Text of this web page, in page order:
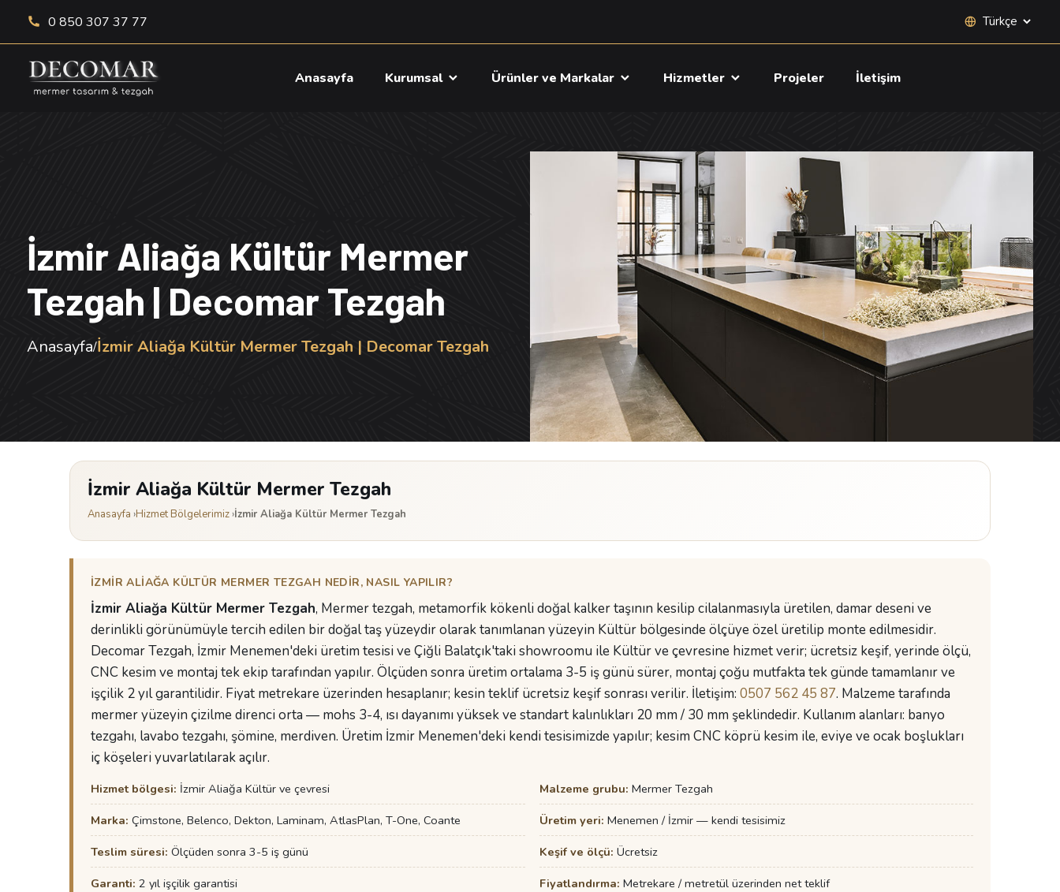
0 850 307 37 77 Site dili seçimi
Anasayfa Kurumsal Ürünler ve Markalar Hizmetler Projeler İletişim
İzmir Aliağa Kültür Mermer
Tezgah | Decomar Tezgah
Anasayfa/İzmir Aliağa Kültür Mermer Tezgah | Decomar Tezgah
İzmir Aliağa Kültür Mermer Tezgah
Anasayfa ›Hizmet Bölgelerimiz›İzmir Aliağa Kültür Mermer Tezgah
İZMIR ALIAĞA KÜLTÜR MERMER TEZGAH NEDIR, NASIL YAPILIR?
İzmir Aliağa Kültür Mermer Tezgah, Mermer tezgah, metamorfik kökenli doğal kalker taşının kesilip cilalanmasıyla üretilen, damar deseni ve
derinlikli görünümüyle tercih edilen bir doğal taş yüzeydir olarak tanımlanan yüzeyin Kültür bölgesinde ölçüye özel üretilip monte edilmesidir.
Decomar Tezgah, İzmir Menemen'deki üretim tesisi ve Çiğli Balatçık'taki showroomu ile Kültür ve çevresine hizmet verir; ücretsiz keşif, yerinde ölçü,
CNC kesim ve montaj tek ekip tarafından yapılır. Ölçüden sonra üretim ortalama 3-5 iş günü sürer, montaj çoğu mutfakta tek günde tamamlanır ve
işçilik 2 yıl garantilidir. Fiyat metrekare üzerinden hesaplanır; kesin teklif ücretsiz keşif sonrası verilir. İletişim: 0507 562 45 87. Malzeme tarafında
mermer yüzeyin çizilme direnci orta — mohs 3-4, ısı dayanımı yüksek ve standart kalınlıkları 20 mm / 30 mm şeklindedir. Kullanım alanları: banyo
tezgahı, lavabo tezgahı, şömine, merdiven. Üretim İzmir Menemen'deki kendi tesisimizde yapılır; kesim CNC köprü kesim ile, eviye ve ocak boşlukları
iç köşeleri yuvarlatılarak açılır.
Hizmet bölgesi: İzmir Aliağa Kültür ve çevresi Malzeme grubu: Mermer Tezgah
Marka: Çimstone, Belenco, Dekton, Laminam, AtlasPlan, T-One, Coante Üretim yeri: Menemen / İzmir — kendi tesisimiz
Teslim süresi: Ölçüden sonra 3-5 iş günü Keşif ve ölçü: Ücretsiz
Garanti: 2 yıl işçilik garantisi Fiyatlandırma: Metrekare / metretül üzerinden net teklif